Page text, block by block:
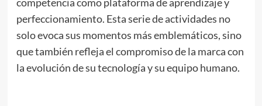
perfeccionamiento. Esta serie de actividades no
solo evoca sus momentos más emblemáticos, sino
que también refleja el compromiso de la marca con
la evolución de su tecnología y su equipo humano.